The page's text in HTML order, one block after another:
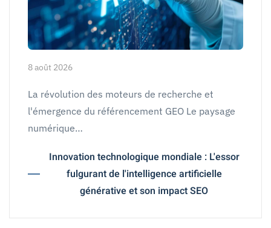
8 août 2026
La révolution des moteurs de recherche et
l'émergence du référencement GEO Le paysage
numérique…
Innovation technologique mondiale : L'essor
fulgurant de l'intelligence artificielle
générative et son impact SEO